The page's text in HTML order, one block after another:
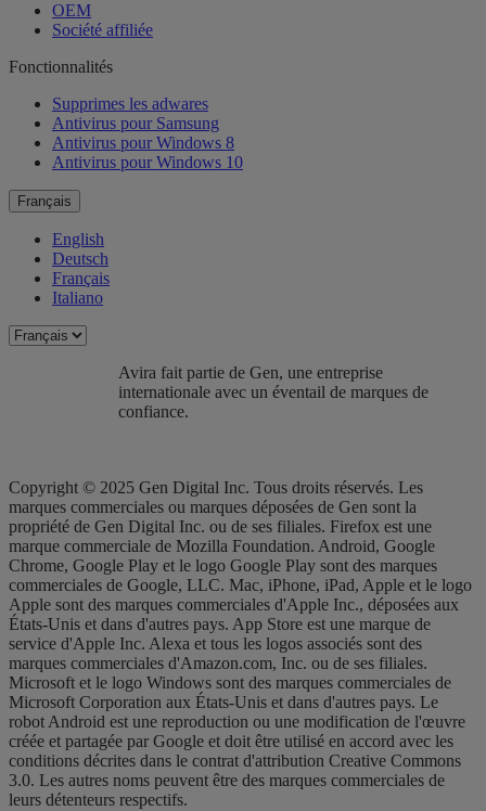
OEM
Société affiliée
Fonctionnalités
Supprimes les adwares
Antivirus pour Samsung
Antivirus pour Windows 8
Antivirus pour Windows 10
Français
English
Deutsch
Français
Italiano
Avira fait partie de Gen, une entreprise
internationale avec un éventail de marques de
confiance.​
Copyright © 2025 Gen Digital Inc. Tous droits réservés. Les
marques commerciales ou marques déposées de Gen sont la
propriété de Gen Digital Inc. ou de ses filiales. Firefox est une
marque commerciale de Mozilla Foundation. Android, Google
Chrome, Google Play et le logo Google Play sont des marques
commerciales de Google, LLC. Mac, iPhone, iPad, Apple et le logo
Apple sont des marques commerciales d'Apple Inc., déposées aux
États-Unis et dans d'autres pays. App Store est une marque de
service d'Apple Inc. Alexa et tous les logos associés sont des
marques commerciales d'Amazon.com, Inc. ou de ses filiales.
Microsoft et le logo Windows sont des marques commerciales de
Microsoft Corporation aux États-Unis et dans d'autres pays. Le
robot Android est une reproduction ou une modification de l'œuvre
créée et partagée par Google et doit être utilisé en accord avec les
conditions décrites dans le contrat d'attribution Creative Commons
3.0. Les autres noms peuvent être des marques commerciales de
leurs détenteurs respectifs.